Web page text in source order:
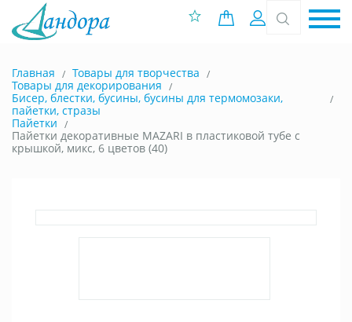
0 позиций
Вход
Главная
Товары для творчества
Товары для декорирования
Бисер, блестки, бусины, бусины для термомозаки,
пайетки, стразы
Пайетки
Пайетки декоративные MAZARI в пластиковой тубе с
крышкой, микс, 6 цветов (40)